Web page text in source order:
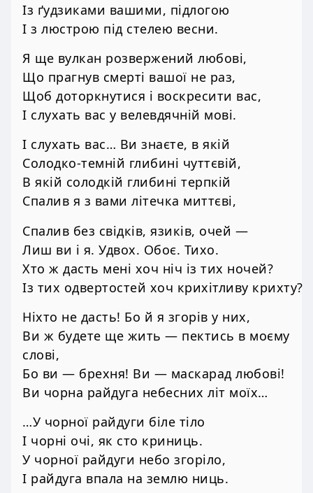
Із ґудзиками вашими, підлогою
І з люстрою під стелею весни.
Я ще вулкан розвержений любові,
Що прагнув смерті вашої не раз,
Щоб доторкнутися і воскресити вас,
І слухать вас у велевдячній мові.
І слухать вас… Ви знаєте, в якій
Солодко-темній глибині чуттєвій,
В якій солодкій глибині терпкій
Спалив я з вами літечка миттєві,
Спалив без свідків, язиків, очей —
Лиш ви і я. Удвох. Обоє. Тихо.
Хто ж дасть мені хоч ніч із тих ночей?
Із тих одвертостей хоч крихітливу крихту?
Ніхто не дасть! Бо й я згорів у них,
Ви ж будете ще жить — пектись в моєму
слові,
Бо ви — брехня! Ви — маскарад любові!
Ви чорна райдуга небесних літ моїх…
…У чорної райдуги біле тіло
І чорні очі, як сто криниць.
У чорної райдуги небо згоріло,
І райдуга впала на землю ниць.